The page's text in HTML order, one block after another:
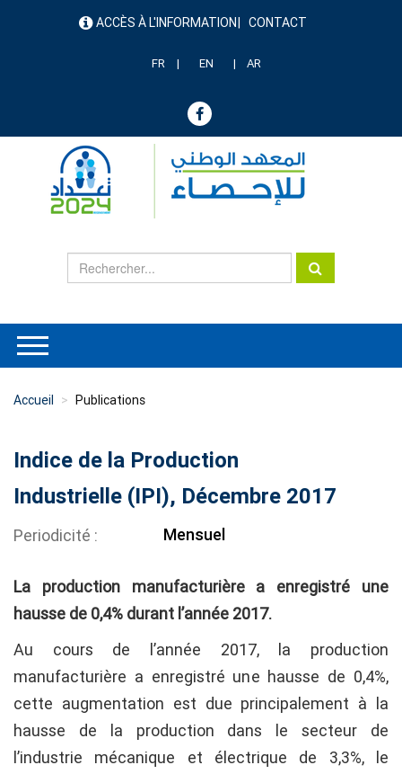
menu ACCÈS À L'INFORMATION CONTACT
FR EN AR
Accueil Publications
Indice de la Production
Industrielle (IPI), Décembre 2017
Periodicité Mensuel
La production manufacturière a enregistré une
hausse de 0,4% durant l’année 2017.
Au cours de l’année 2017, la production
manufacturière a enregistré une hausse de 0,4%,
cette augmentation est due principalement à la
hausse de la production dans le secteur de
l’industrie mécanique et électrique de 3,3%, le